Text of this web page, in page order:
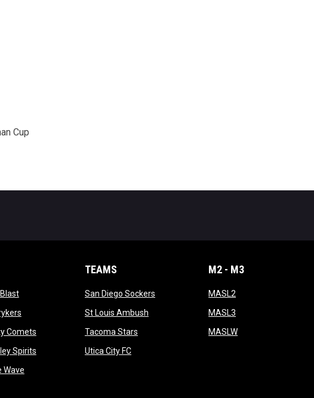
Cup
opens in new window
opens in new window
Cometsopens in new window
Spiritsopens in new window
Waveopens in new window
TEAMS
San Diego Sockersopens in new window
St Louis Ambushopens in new window
Tacoma Starsopens in new window
Utica City FCopens in new window
M2 - M3
MASL2
MASL3
MASLWopens in new window